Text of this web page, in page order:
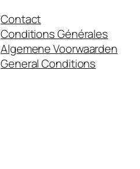
Contact
Conditions Générales
Algemene Voorwaarden
General Conditions